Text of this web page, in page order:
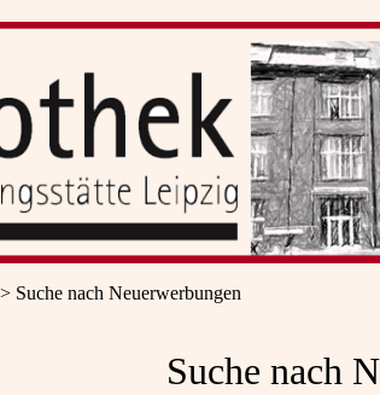
Suche nach Neuerwerbungen
Suche nach